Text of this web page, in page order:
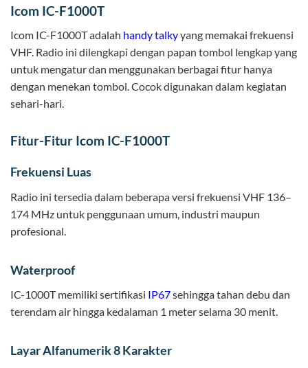
Icom IC-F1000T
Icom IC-F1000T adalah handy talkyyang memakai frekuensi
VHF. Radio ini dilengkapi dengan papan tombol lengkap yang
untuk mengatur dan menggunakan berbagai fitur hanya
dengan menekan tombol. Cocok digunakan dalam kegiatan
sehari-hari.
Fitur-Fitur Icom IC-F1000T
Frekuensi Luas
Radio ini tersedia dalam beberapa versi frekuensi VHF 136–
174 MHz untuk penggunaan umum, industri maupun
profesional.
Waterproof
IC-1000T memiliki sertifikasi IP67sehingga tahan debu dan
terendam air hingga kedalaman 1 meter selama 30 menit.
Layar Alfanumerik 8 Karakter